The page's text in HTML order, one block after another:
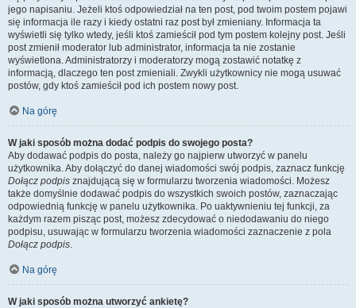
jego napisaniu. Jeżeli ktoś odpowiedział na ten post, pod twoim postem pojawi
się informacja ile razy i kiedy ostatni raz post był zmieniany. Informacja ta
wyświetli się tylko wtedy, jeśli ktoś zamieścił pod tym postem kolejny post. Jeśli
post zmienił moderator lub administrator, informacja ta nie zostanie
wyświetlona. Administratorzy i moderatorzy mogą zostawić notatkę z
informacją, dlaczego ten post zmieniali. Zwykli użytkownicy nie mogą usuwać
postów, gdy ktoś zamieścił pod ich postem nowy post.
Na górę
W jaki sposób można dodać podpis do swojego posta?
Aby dodawać podpis do posta, należy go najpierw utworzyć w panelu
użytkownika. Aby dołączyć do danej wiadomości swój podpis, zaznacz funkcję
Dołącz podpis znajdującą się w formularzu tworzenia wiadomości. Możesz
także domyślnie dodawać podpis do wszystkich swoich postów, zaznaczając
odpowiednią funkcję w panelu użytkownika. Po uaktywnieniu tej funkcji, za
każdym razem pisząc post, możesz zdecydować o niedodawaniu do niego
podpisu, usuwając w formularzu tworzenia wiadomości zaznaczenie z pola
Dołącz podpis.
Na górę
W jaki sposób można utworzyć ankietę?